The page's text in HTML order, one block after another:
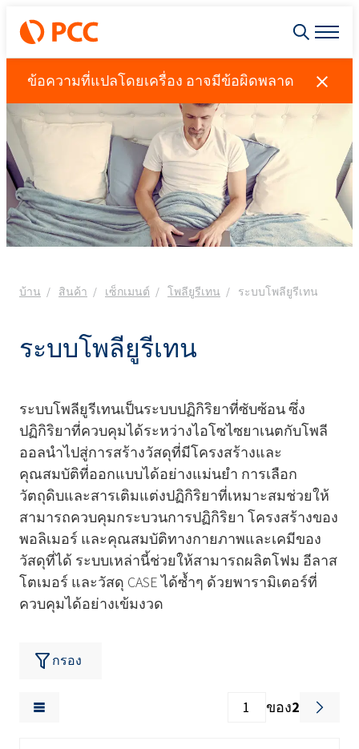
ข้อความที่แปลโดยเครื่อง อาจมีข้อผิดพลาด
บ้าน สินค้า เซ็กเมนต์ โพลียูรีเทน ระบบโพลียูรีเทน
ระบบโพลียูรีเทน
ระบบโพลียูรีเทนเป็นระบบปฏิกิริยาที่ซับซ้อน ซึ่ง
ปฏิกิริยาที่ควบคุมได้ระหว่างไอโซไซยาเนตกับโพลี
ออลนำไปสู่การสร้างวัสดุที่มีโครงสร้างและ
คุณสมบัติที่ออกแบบได้อย่างแม่นยำ การเลือก
วัตถุดิบและสารเติมแต่งปฏิกิริยาที่เหมาะสมช่วยให้
สามารถควบคุมกระบวนการปฏิกิริยา โครงสร้างของ
พอลิเมอร์ และคุณสมบัติทางกายภาพและเคมีของ
วัสดุที่ได้ ระบบเหล่านี้ช่วยให้สามารถผลิตโฟม อีลาส
โตเมอร์ และวัสดุ CASE ได้ซ้ำๆ ด้วยพารามิเตอร์ที่
ควบคุมได้อย่างเข้มงวด
กรอง
ของ2